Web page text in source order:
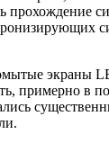
прохождение
экраны
примерно в